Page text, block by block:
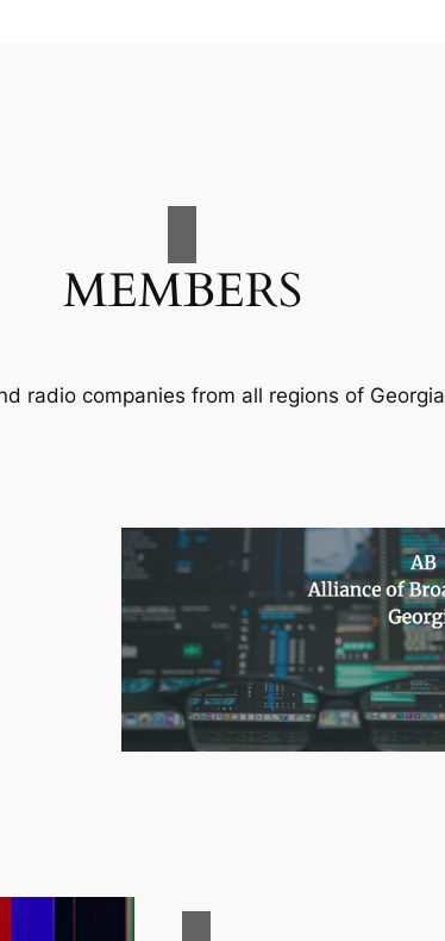
MEMBERS
radio companies from all regions of Georgia